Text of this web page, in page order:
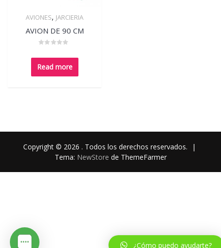
Quick View
AVIONES, JARCIERIA
AVION DE 90 CM
0
out
of
Read more
Copyright © 2026 . Todos los derechos reservados.
|
Tema: NewStore de ThemeFarmer
¿Cómo puedo ayudarte?